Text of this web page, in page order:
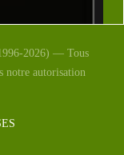
2026) — Tous
notre autorisation